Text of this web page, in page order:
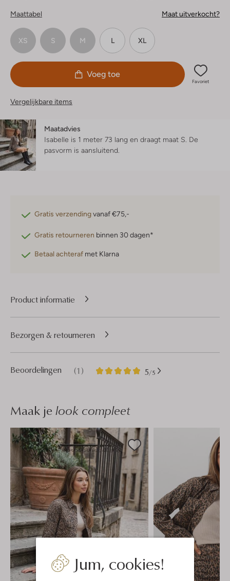
Jum, cookies!
Maattabel Maat uitverkocht?
XS S M L XL
Voeg toe
Favoriet
Vergelijkbare items
Maatadvies
Isabelle is 1 meter 73 lang en draagt maat S. De
pasvorm is aansluitend
Gratis verzendingvanaf €75,-
Gratis retourneren binnen 30 dagen*
Betaal achteraf met Klarna
Product informatie
Beoordelingen (1) 5/5
1
5
Bezorgen & retourneren
Maak je look compleet